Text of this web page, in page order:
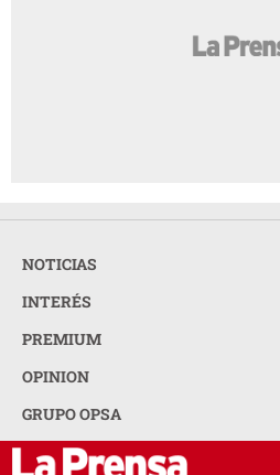
NOTICIAS
INTERÉS
PREMIUM
OPINION
GRUPO OPSA